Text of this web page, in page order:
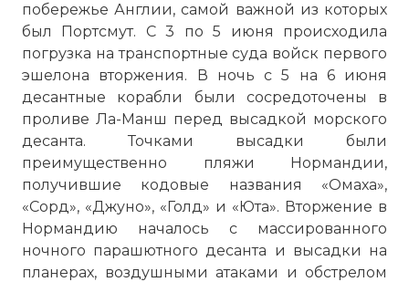
побережье Англии, самой важной из которых
был Портсмут. С 3 по 5 июня происходила
погрузка на транспортные суда войск первого
эшелона вторжения. В ночь с 5 на 6 июня
десантные корабли были сосредоточены в
проливе Ла-Манш перед высадкой морского
десанта. Точками высадки были
преимущественно пляжи Нормандии,
получившие кодовые названия «Омаха»,
«Сорд», «Джуно», «Голд» и «Юта». Вторжение в
Нормандию началось с массированного
ночного парашютного десанта и высадки на
планерах, воздушными атаками и обстрелом